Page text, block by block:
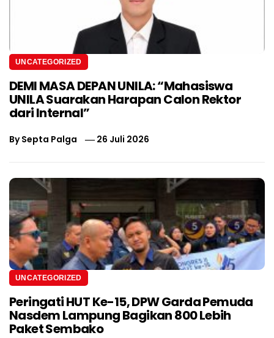
UNCATEGORIZED
DEMI MASA DEPAN UNILA: “Mahasiswa
UNILA Suarakan Harapan Calon Rektor
dari Internal”
BySepta Palga 26 Juli 2026
UNCATEGORIZED
Peringati HUT Ke-15, DPW Garda Pemuda
Nasdem Lampung Bagikan 800 Lebih
Paket Sembako